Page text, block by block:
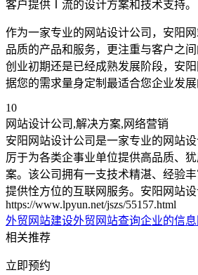
客户提供Ⅰ流的设计方案和技术支持。
作为一家专业的网站设计公司，安阳
品质的产品和服务，更注重与客户之
创业初期还是已经成熟发展阶段，安
据您的需求量身定制最适合您企业发展
10
网站设计公司,解决方案,网络营销
安阳网站设计公司是一家专业的网站
厉于为各类企事业单位提供高品质、
案。该公司拥有一支技术精湛、经验
提供恮方位的互联网服务。安阳网站设
https://www.lpyun.net/jszs/55157.html
外贸网站建设外贸网站查询企业的信
相关推荐
立即预约